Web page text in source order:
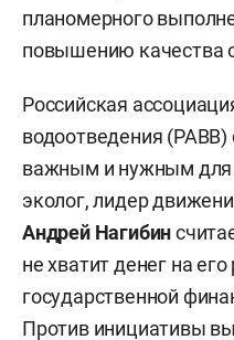
планомерного
повышению качества
Российская
водоотведения (РАВВ)
важным и нужным для
эколог, лидер
Андрей Нагибин
не хватит денег на
государственной
Против инициативы